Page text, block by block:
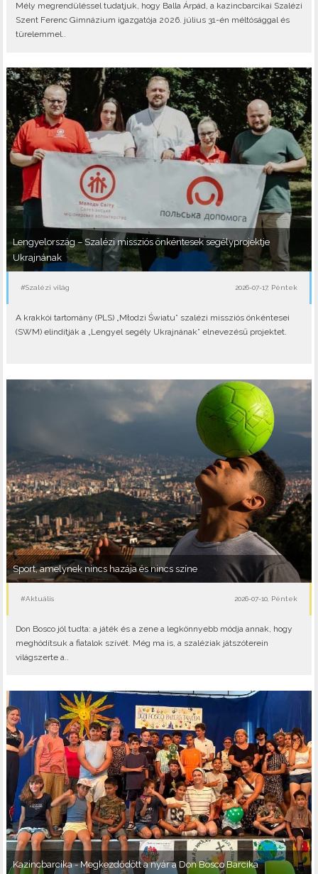
Mély megrendüléssel tudatjuk, hogy Balla Árpád, a kazincbarcikai Szalézi
Szent Ferenc Gimnázium igazgatója 2026. július 31-én méltósággal és
türelemmel..
Lengyelország – Szalézi missziós önkéntesek segélyprojektje
Ukrajnának
#Szalézi világ 2026-07-17, Péntek
A krakkói tartomány (PLS) „Młodzi Światu” szalézi missziós önkéntesei
(SWM) elindítják a „Lengyel segély Ukrajnának” elnevezésű projektet.
Sport, amelynek nincs hazája és nincs színe
#Aktuális 2026-07-10, Péntek
Don Bosco jól tudta: a játék és a zene a legkönnyebb módja annak, hogy
meghódítsuk a fiatalok szívét. Még ma is, a szaléziak játszóterein
világszerte a..
Kazincbarcika - Megkezdődött a nyár a Don Bosco Barcika